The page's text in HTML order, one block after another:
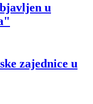
u
zajednice u